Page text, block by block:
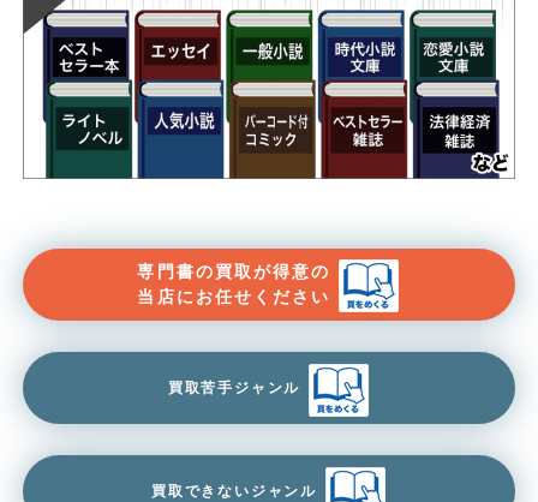
専門書の買取が得意の
当店にお任せください
買取苦手ジャンル
買取できないジャンル